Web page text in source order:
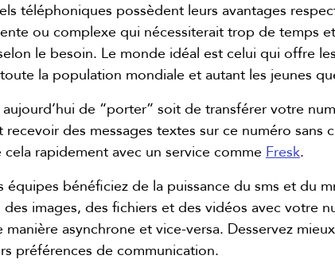
téléphoniques possèdent leurs avantages
ou complexe qui nécessiterait trop de temps
le besoin. Le monde idéal est celui qui offre
la population mondiale et autant les jeunes
de “porter” soit de transférer votre
des messages textes sur ce numéro
rapidement avec un service comme Fresk.
bénéficiez de la puissance du sms et du
images, des fichiers et des vidéos avec votre
asynchrone et vice-versa. Desservez
préférences de communication.